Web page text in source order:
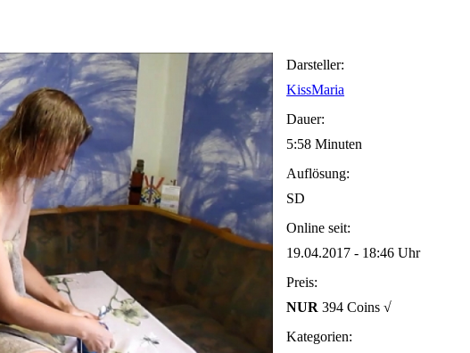
Darsteller:
KissMaria
Dauer:
5:58 Minuten
Auflösung:
SD
Online seit:
19.04.2017 - 18:46 Uhr
Preis:
NUR 394 Coins √
Kategorien: